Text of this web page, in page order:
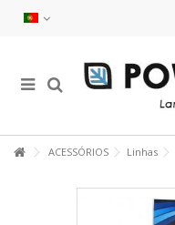
ACESSÓRIOS Linhas